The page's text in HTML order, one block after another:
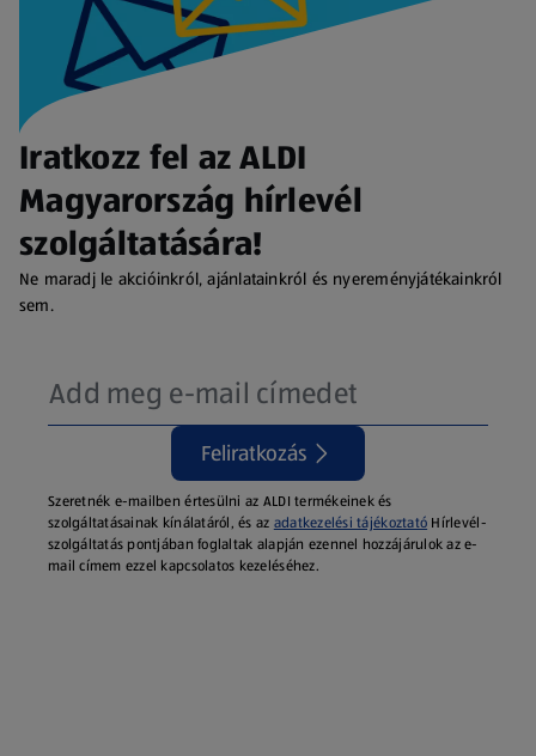
Iratkozz fel az ALDI
Magyarország hírlevél
szolgáltatására!
Ne maradj le akcióinkról, ajánlatainkról és nyereményjátékainkról
sem.
Feliratkozás
Szeretnék e-mailben értesülni az ALDI termékeinek és
szolgáltatásainak kínálatáról, és az adatkezelési tájékoztató Hírlevél-
szolgáltatás pontjában foglaltak alapján ezennel hozzájárulok az e-
mail címem ezzel kapcsolatos kezeléséhez.